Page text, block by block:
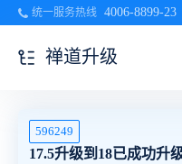
统一服务热线 4006-8899-23
禅道升级
596249
17.5升级到18已成功升